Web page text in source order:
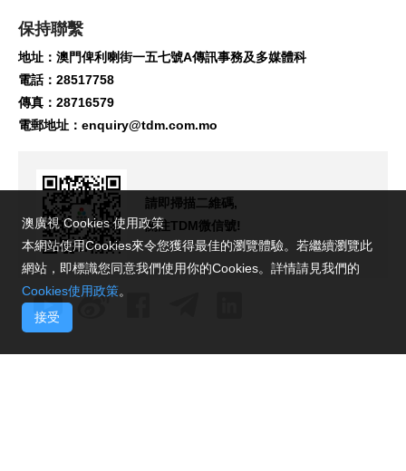
保持聯繫
地址：澳門俾利喇街一五七號A傳訊事務及多媒體科
電話：28517758
傳真：28716579
電郵地址： enquiry@tdm.com.mo
請即掃描二維碼,
關注TDM微信號!
澳廣視 Cookies 使用政策
本網站使用Cookies來令您獲得最佳的瀏覽體驗。若繼續瀏覽此
網站，即標識您同意我們使用你的Cookies。詳情請見我們的
Cookies使用政策。
接受